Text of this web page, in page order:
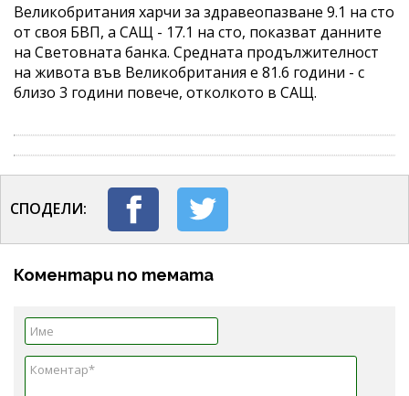
Великобритания харчи за здравеопазване 9.1 на сто
от своя БВП, а САЩ - 17.1 на сто, показват данните
на Световната банка. Средната продължителност
на живота във Великобритания е 81.6 години - с
близо 3 години повече, отколкото в САЩ.
СПОДЕЛИ:
Коментари по темата